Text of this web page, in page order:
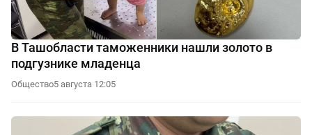
В Ташобласти таможенники нашли золото в
подгузнике младенца
Общество5 августа 12:05